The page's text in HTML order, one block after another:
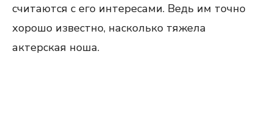
считаются с его интересами. Ведь им точно
хорошо известно, насколько тяжела
актерская ноша.